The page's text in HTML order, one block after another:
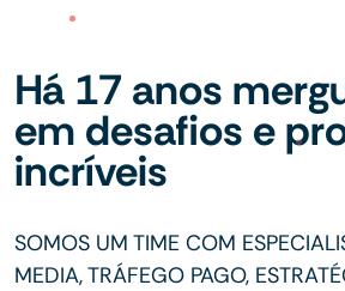
Há 17 anos
em desafios e
incríveis
SOMOS UM TIME COM
MEDIA, TRÁFEGO PAGO,